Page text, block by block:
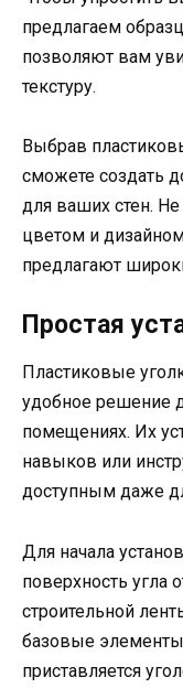
предлагаем
позволяют вам
текстуру.
Выбрав
сможете создать
для ваших стен.
цветом и
предлагают
Простая
Пластиковые
удобное решение
помещениях. Их
навыков или
доступным даже
Для начала
поверхность угла
строительной
базовые элементы
приставляется